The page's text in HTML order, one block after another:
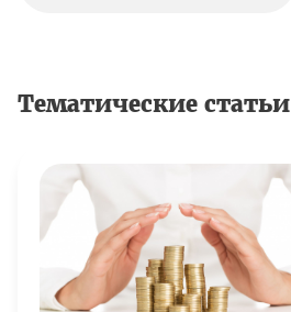
Тематические статьи